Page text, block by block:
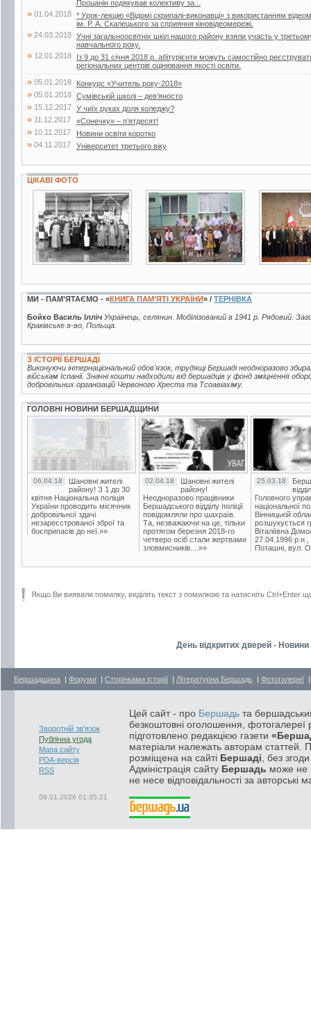
Процанін подякував колективу за...
» 01.04.2018 * Урок-лекцію «Відомі скрипалі-виконавці» з використанням
ім. Р. А. Скалецького за сприяння кіновідеомережі.
» 24.03.2018 Учні загальноосвітніх шкіл нашого району взяли участь у
навчального року.
» 12.01.2018
Із 9 до 31 січня 2018 р. абітурієнти можуть самостійно
регіональних центрів оцінювання якості освіти.
» 05.01.2018 Конкурс «Учитель року-2018»
» 05.01.2018 Сумівській школі – дев’яносто
» 15.12.2017 У чиїх руках доля коледжу?
» 11.12.2017 «Сонечку» – п’ятдесят!
» 10.11.2017 Новини освіти коротко
» 04.11.2017 Університет третього віку
ЦІКАВІ ФОТО
2 фото 7 фото 3 фото
МИ - ПАМ’ЯТАЄМО - «КНИГА ПАМ’ЯТІ УКРАЇНИ» / ТЕРНІВКА
Бойко Василь Ілліч Українець, селянин. Мобілізований в 1941 р. Рядовий.
Краківське в-во, Польща.
З ІСТОРІЇ БЕРШАДІ
Виконуючи інтернаціональний обов'язок, трудящі Бершаді неодноразово
військам Іспанії. Значні кошти надходили від бершадців у фонд зміцнення
добровільних організацій Червоного Хреста та Тсоавіахіму.
ГОЛОВНІ НОВИНИ БЕРШАДЩИНИ
06.04.18
Шановні жителі
району! З 1 до 30
квітня Національна поліція
України проводить місячник
добровільної здачі
незареєстрованої зброї та
боєприпасів до неї.»»
02.04.18
Шановні жителі
району!
Неодноразово працівники
Бершадського відділу поліції
повідомляли про шахраїв.
Та, незважаючи на це, тільки
протягом березня 2018-го
четверо осіб стали жертвами
зловмисників....»»
25.03.18
Головного
національної
Вінницькій
розшукується
Віталіївна
27.04.1996 р.н.,
Поташні, вул.
Якщо Ви виявили помилку, виділіть текст з помилкою та натисніть Ctrl+Enter
День відкритих дверей -
Бершадщина | Форуми | Сторінками історії | Літературна Бершадь | Фотогалереї
Зворотній зв'язок
Публічна угода
Мапа сайту
PDA-версія
RSS
09.01.2026 01:35:21
Цей сайт - про Бершадь та
безкоштовні оголошення, фотогалереї
підготовлено редакцією газети
матеріали належать авторам статтей.
розміщена на сайті Бершаді , без
Адміністрація сайту Бершадь може не
не несе відповідальності за авторські